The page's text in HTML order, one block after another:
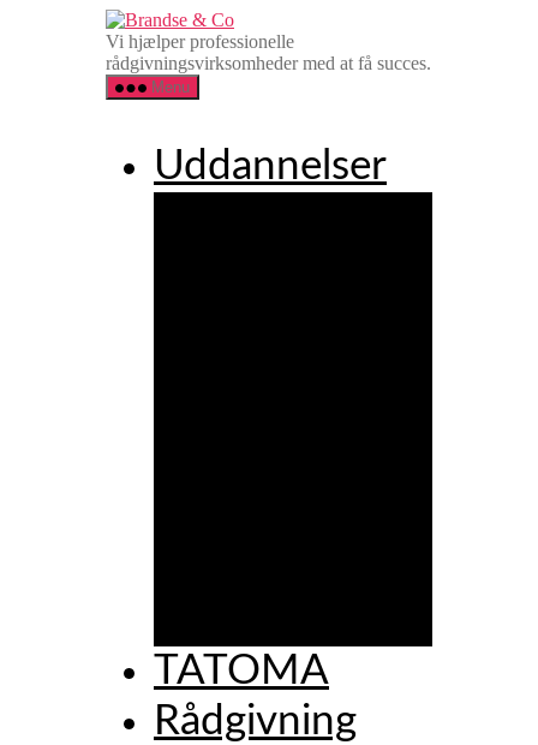
Brandse
&
Co
Vi hjælper professionelle
rådgivningsvirksomheder med at få succes.
Menu
Uddannelser
TATOMA
Rådgivning